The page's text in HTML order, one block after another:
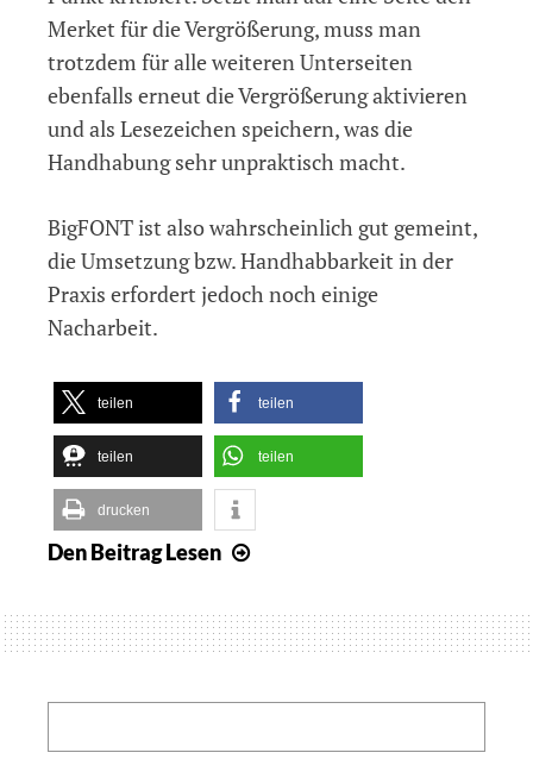
Merket für die Vergrößerung, muss man
trotzdem für alle weiteren Unterseiten
ebenfalls erneut die Vergrößerung aktivieren
und als Lesezeichen speichern, was die
Handhabung sehr unpraktisch macht.
BigFONT ist also wahrscheinlich gut gemeint,
die Umsetzung bzw. Handhabbarkeit in der
Praxis erfordert jedoch noch einige
Nacharbeit.
teilen teilen
teilen teilen
drucken
Den BeitragLesen
Eine
App
Vergrößern
mobiler